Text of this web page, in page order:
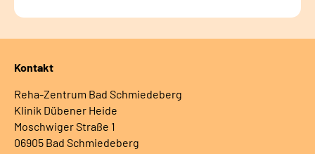
Kontakt
Reha-Zentrum Bad Schmiedeberg
Klinik Dübener Heide
Moschwiger Straße 1
06905 Bad Schmiedeberg